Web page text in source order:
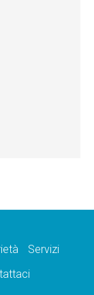
Servizi